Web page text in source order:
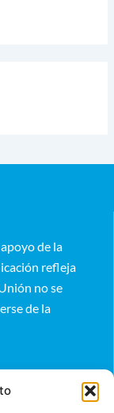
de la
refleja
no se
de la